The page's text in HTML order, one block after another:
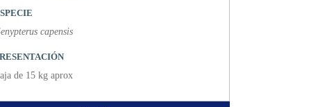
capensis
de 15 kg aprox